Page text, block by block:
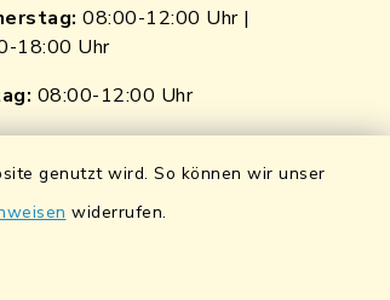
genutzt wird. So können wir unser
widerrufen.
08:00-12:00 Uhr |
18:00 Uhr
08:00-12:00 Uhr
der Naab